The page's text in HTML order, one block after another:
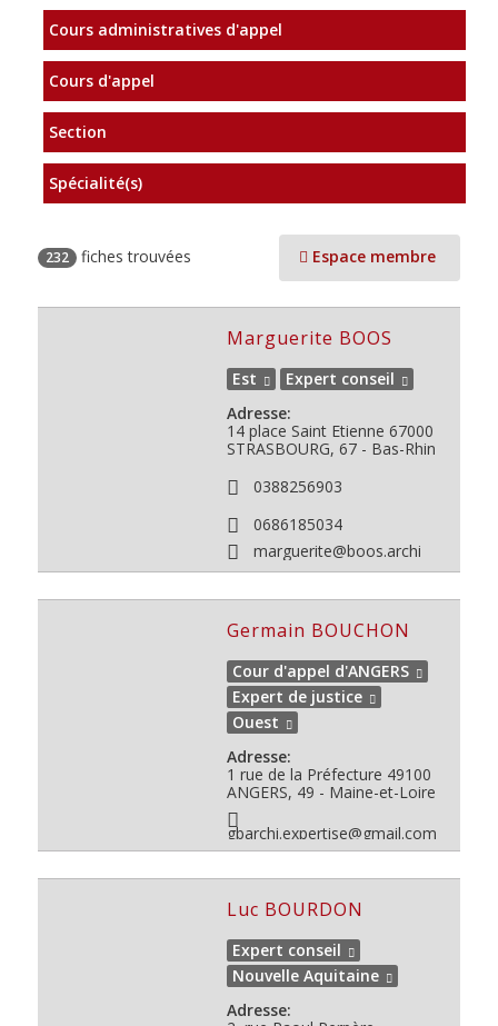
Cours administratives d'appel
Cours d'appel
Section
Spécialité(s)
Espace membre
232 fiches trouvées
Marguerite BOOS
Est
Expert conseil
Adresse:
14 place Saint Etienne 67000
STRASBOURG, 67 - Bas-Rhin
0388256903
0686185034
marguerite@boos.archi
Germain BOUCHON
Cour d'appel d'ANGERS
Expert de justice
Ouest
Adresse:
1 rue de la Préfecture 49100
ANGERS, 49 - Maine-et-Loire
gbarchi.expertise@gmail.com
Luc BOURDON
Expert conseil
Nouvelle Aquitaine
Adresse: